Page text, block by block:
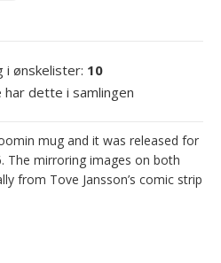
i ønskelister: 10
har dette i samlingen
mug and it was released for
The mirroring images on both
from Tove Jansson’s comic strip